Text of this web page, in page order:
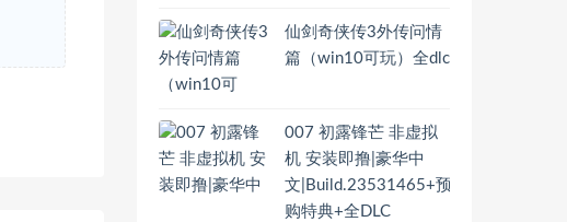
仙剑奇侠传3外传问情
篇（win10可玩）全dlc
007 初露锋芒 非虚拟
机 安装即撸|豪华中
文|Build.23531465+预
购特典+全DLC